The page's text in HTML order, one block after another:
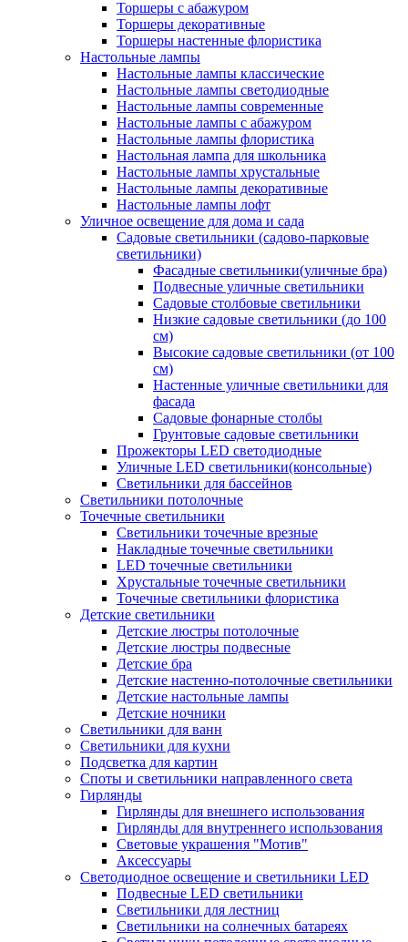
Торшеры с абажуром
Торшеры декоративные
Торшеры настенные флористика
Настольные лампы
Настольные лампы классические
Настольные лампы светодиодные
Настольные лампы современные
Настольные лампы с абажуром
Настольные лампы флористика
Настольная лампа для школьника
Настольные лампы хрустальные
Настольные лампы декоративные
Настольные лампы лофт
Уличное освещение для дома и сада
Садовые светильники (садово-парковые
светильники)
Фасадные светильники(уличные бра)
Подвесные уличные светильники
Садовые столбовые светильники
Низкие садовые светильники (до 100
см)
Высокие садовые светильники (от 100
см)
Настенные уличные светильники для
фасада
Садовые фонарные столбы
Грунтовые садовые светильники
Прожекторы LED светодиодные
Уличные LED светильники(консольные)
Светильники для бассейнов
Светильники потолочные
Точечные светильники
Светильники точечные врезные
Накладные точечные светильники
LED точечные светильники
Хрустальные точечные светильники
Точечные светильники флористика
Детские светильники
Детские люстры потолочные
Детские люстры подвесные
Детские бра
Детские настенно-потолочные светильники
Детские настольные лампы
Детские ночники
Светильники для ванн
Светильники для кухни
Подсветка для картин
Споты и светильники направленного света
Гирлянды
Гирлянды для внешнего использования
Гирлянды для внутреннего использования
Световые украшения "Мотив"
Аксессуары
Светодиодное освещение и светильники LED
Подвесные LED светильники
Светильники для лестниц
Светильники на солнечных батареях